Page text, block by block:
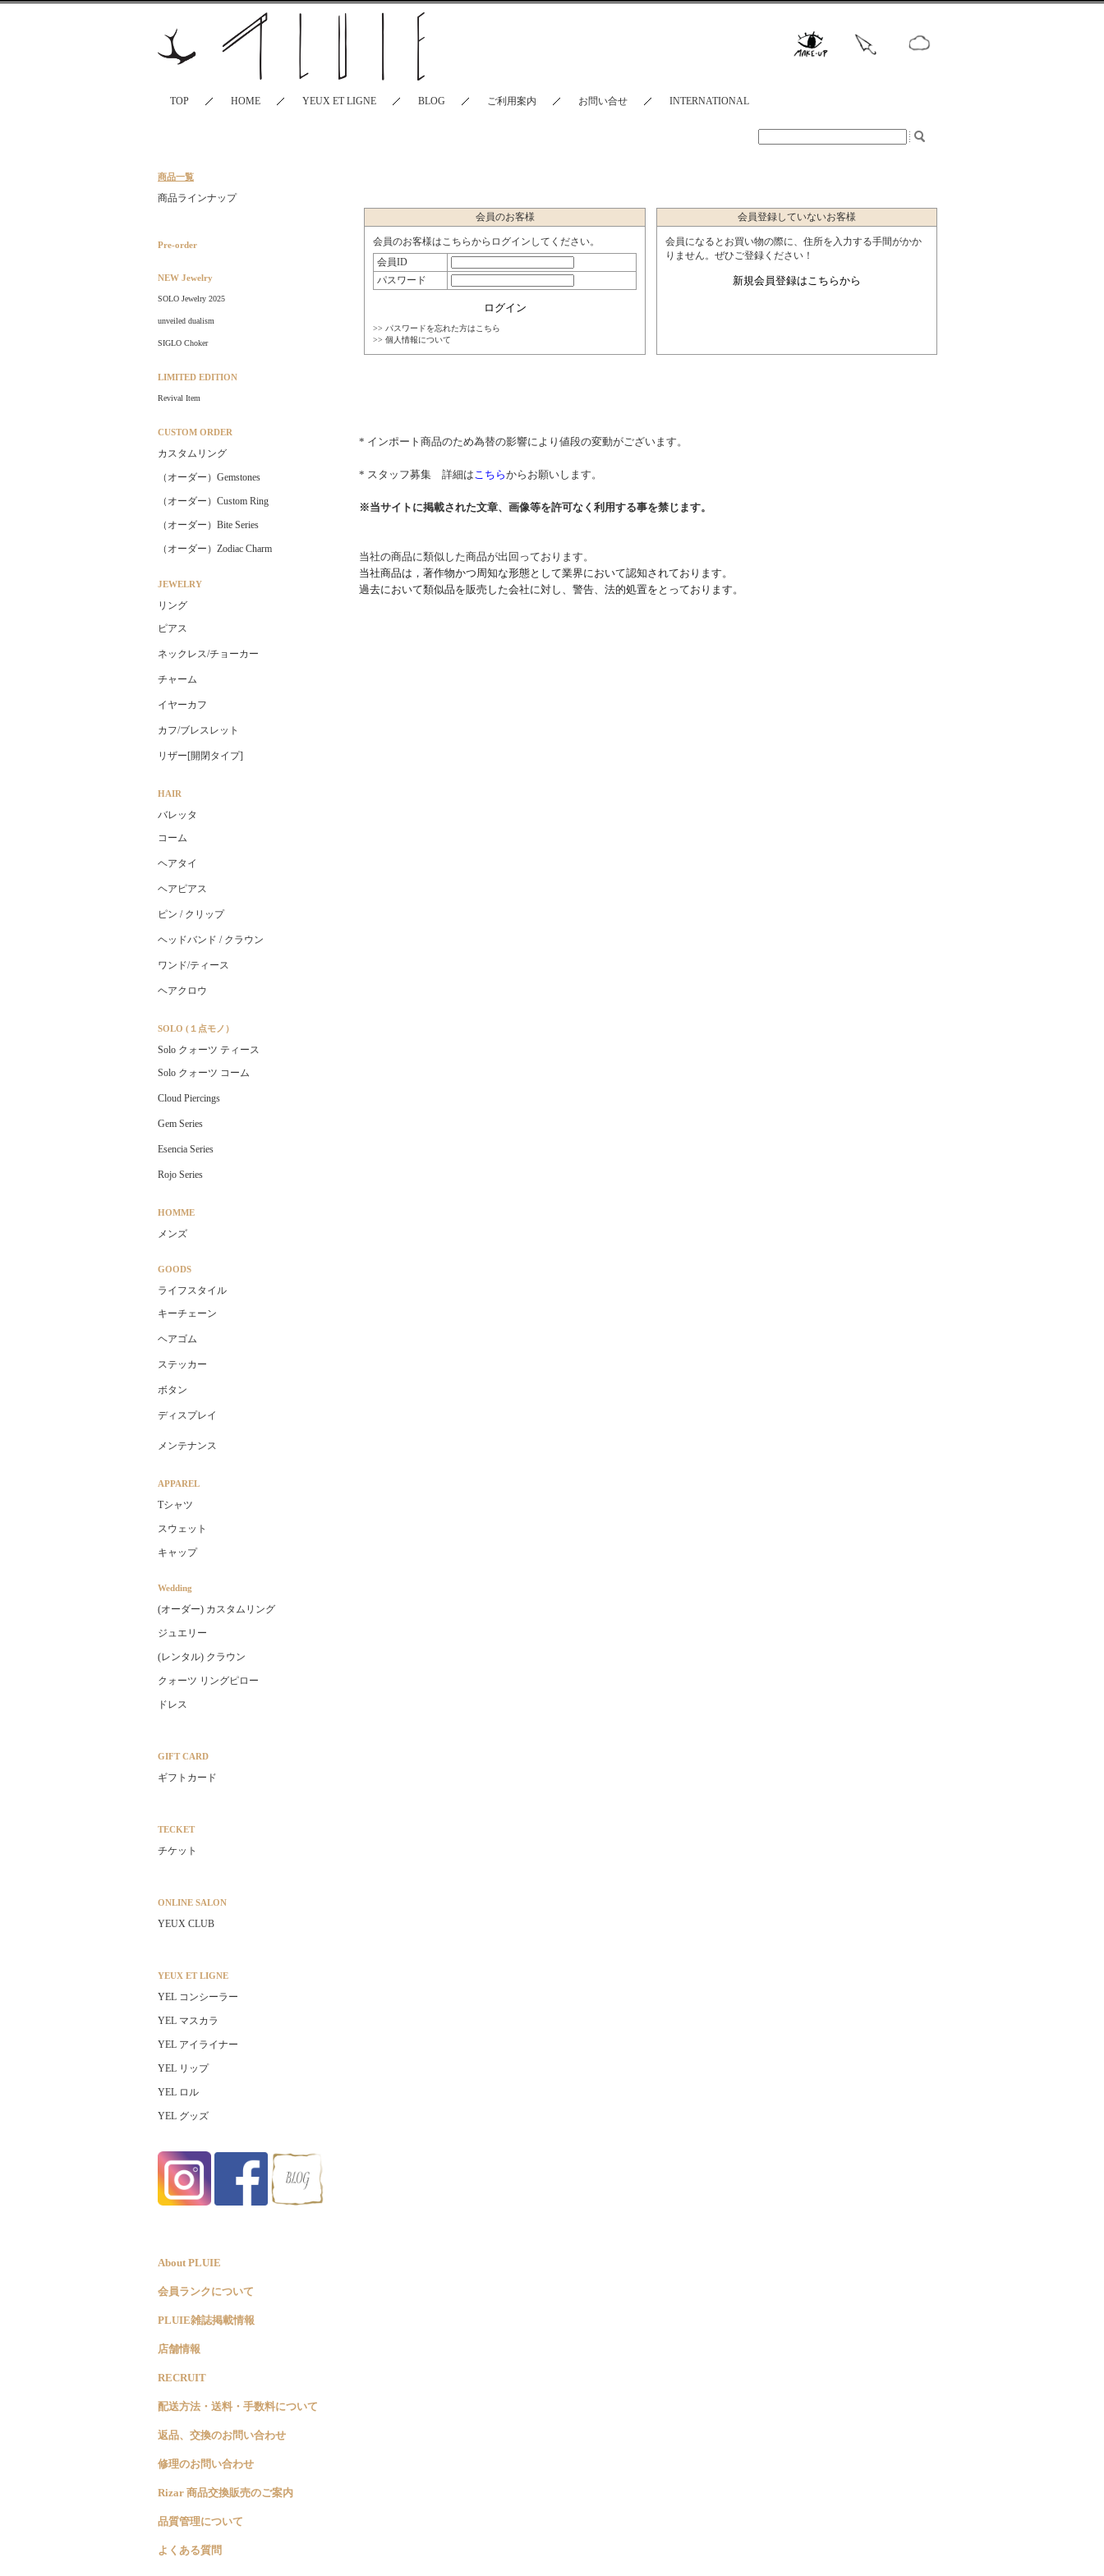
TOP HOME YEUX ET LIGNE BLOG ご利用案内 お問い合せ INTERNATIONAL
会員のお客様 会員登録していないお客様
会員のお客様はこちらからログインしてください。
会員ID
パスワード
>> パスワードを忘れた方はこちら
>> 個人情報について
会員になるとお買い物の際に、住所を入力する手間がかか
りません。ぜひご登録ください！
* インポート商品のため為替の影響により値段の変動がございます。
* スタッフ募集 詳細はこちらからお願いします。
※当サイトに掲載された文章、画像等を許可なく利用する事を禁じます。
当社の商品に類似した商品が出回っております。
当社商品は，著作物かつ周知な形態として業界において認知されております。
過去において類似品を販売した会社に対し、警告、法的処置をとっております。
商品一覧
商品ラインナップ
Pre-order
NEW Jewelry
SOLO Jewelry 2025
unveiled dualism
SIGLO Choker
LIMITED EDITION
Revival Item
CUSTOM ORDER
カスタムリング
（オーダー）Gemstones
（オーダー）Custom Ring
（オーダー）Bite Series
（オーダー）Zodiac Charm
JEWELRY
リング
ピアス
ネックレス/チョーカー
チャーム
イヤーカフ
カフ/ブレスレット
リザー[開閉タイプ]
HAIR
バレッタ
コーム
ヘアタイ
ヘアピアス
ピン / クリップ
ヘッドバンド / クラウン
ワンド/ティース
ヘアクロウ
SOLO (１点モノ）
Solo クォーツ ティース
Solo クォーツ コーム
Cloud Piercings
Gem Series
Esencia Series
Rojo Series
HOMME
メンズ
GOODS
ライフスタイル
キーチェーン
ヘアゴム
ステッカー
ボタン
ディスプレイ
メンテナンス
APPAREL
Tシャツ
スウェット
キャップ
Wedding
(オーダー) カスタムリング
ジュエリー
(レンタル) クラウン
クォーツ リングピロー
ドレス
GIFT CARD
ギフトカード
TECKET
チケット
ONLINE SALON
YEUX CLUB
YEUX ET LIGNE
YEL コンシーラー
YEL マスカラ
YEL アイライナー
YEL リップ
YEL ロル
YEL グッズ
About PLUIE
会員ランクについて
PLUIE雑誌掲載情報
店舗情報
RECRUIT
配送方法・送料・手数料について
返品、交換のお問い合わせ
修理のお問い合わせ
Rizar 商品交換販売のご案内
品質管理について
よくある質問